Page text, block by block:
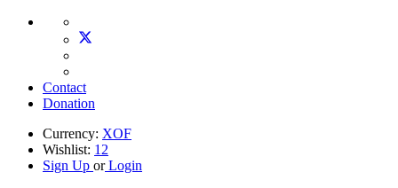
Contact
Donation
Currency: XOF
Wishlist: 12
Sign Up orLogin